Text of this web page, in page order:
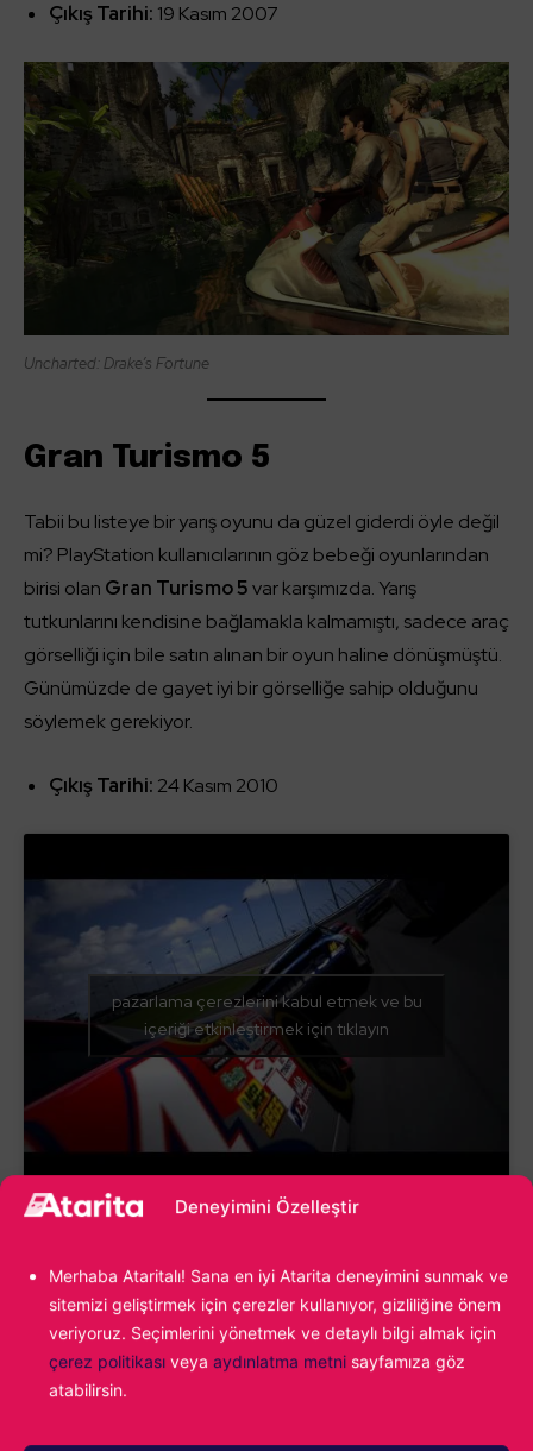
Deneyimini Özelleştir
Merhaba Ataritalı! Sana en iyi Atarita deneyimini sunmak ve
sitemizi geliştirmek için çerezler kullanıyor, gizliliğine önem
veriyoruz. Seçimlerini yönetmek ve detaylı bilgi almak için
çerez politikası veya aydınlatma metni sayfamıza göz
atabilirsin.
Çıkış Tarihi: 19 Kasım 2007
Uncharted: Drake’s Fortune
Gran Turismo 5
Tabii bu listeye bir yarış oyunu da güzel giderdi öyle değil
mi? PlayStation kullanıcılarının göz bebeği oyunlarından
birisi olan Gran Turismo 5var karşımızda. Yarış
tutkunlarını kendisine bağlamakla kalmamıştı, sadece araç
görselliği için bile satın alınan bir oyun haline dönüşmüştü.
Günümüzde de gayet iyi bir görselliğe sahip olduğunu
söylemek gerekiyor.
Çıkış Tarihi: 24 Kasım 2010
pazarlama çerezlerini kabul etmek ve bu
içeriği etkinleştirmek için tıklayın
Silent Hill 3
Günümüzde her ne kadar unutulmaya yüz tutmuş bir seri
olarak adlandırılsa bile popüler olduğu dönemlerde çevre